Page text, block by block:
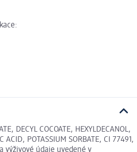
DECYL COCOATE, HEXYLDECANOL,
ACID, POTASSIUM SORBATE, CI 77491,
výživové údaje uvedené v